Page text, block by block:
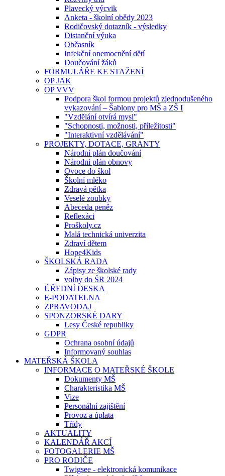
Plavecký výcvik
Anketa - školní obědy 2023
Rodičovský dotazník - výsledky
Distanční výuka
Občasník
Infekční onemocnění dětí
Doučování žáků
FORMULÁŘE KE STAŽENÍ
OP JAK
OP VVV
Podpora škol formou projektů zjednodušeného
vykazování – Šablony pro MŠ a ZŠ I
"Vzdělání otvírá mysl"
"Schopnosti, možnosti, příležitosti"
"Interaktivní vzdělávání"
PROJEKTY, DOTACE, GRANTY
Národní plán doučování
Národní plán obnovy
Ovoce do škol
Školní mléko
Zdravá pětka
Veselé zoubky
Abeceda peněz
Reflexáci
Proškoly.cz
Malá technická univerzita
Zdraví dětem
Hope4Kids
ŠKOLSKÁ RADA
Zápisy ze školské rady
volby do ŠR 2024
ÚŘEDNÍ DESKA
E-PODATELNA
ZPRAVODAJ
SPONZORSKÉ DARY
Lesy České republiky
GDPR
Ochrana osobní údajů
Informovaný souhlas
MATEŘSKÁ ŠKOLA
INFORMACE O MATEŘSKÉ ŠKOLE
Dokumenty MŠ
Charakteristika MŠ
Vize
Personální zajištění
Provoz a úplata
Třídy
AKTUALITY
KALENDÁŘ AKCÍ
FOTOGALERIE MŠ
PRO RODIČE
Twigsee - elektronická komunikace